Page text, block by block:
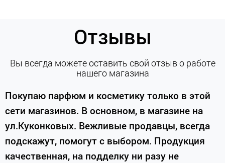
Отзывы
Вы всегда можете оставить свой отзыв о работе
нашего магазина
Покупаю парфюм и косметику только в этой
сети магазинов. В основном, в магазине на
ул.Куконковых. Вежливые продавцы, всегда
подскажут, помогут с выбором. Продукция
качественная, на подделку ни разу не